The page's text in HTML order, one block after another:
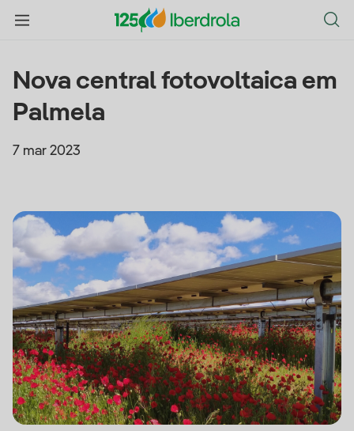
Nova central fotovoltaica em
Palmela
7 mar 2023